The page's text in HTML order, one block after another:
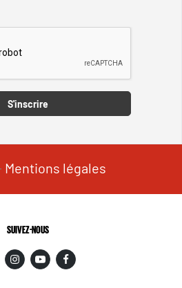
S'inscrire
Mentions légales
SUIVEZ-NOUS